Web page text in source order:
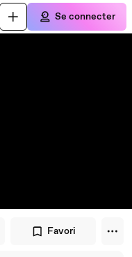
Se connecter
Favori